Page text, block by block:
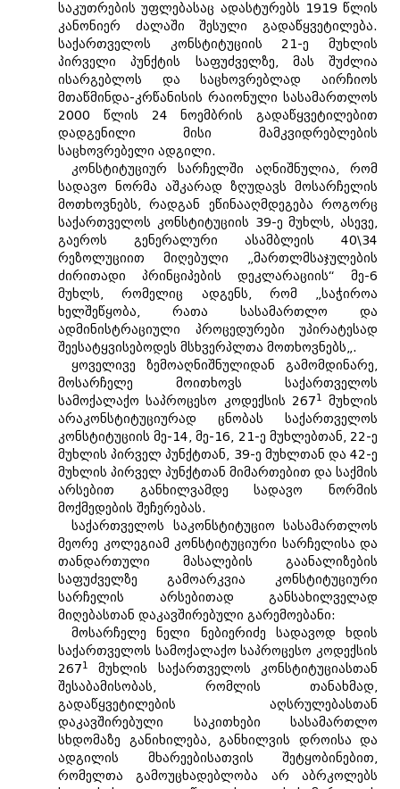
საკუთრების უფლებასაც ადასტურებს 1919 წლის
კანონიერ ძალაში შესული გადაწყვეტილება.
საქართველოს კონსტიტუციის 21-ე მუხლის
პირველი პუნქტის საფუძველზე, მას შუძლია
ისარგებლოს და საცხოვრებლად აირჩიოს
მთაწმინდა-კრწანისის რაიონული სასამართლოს
2000 წლის 24 ნოემბრის გადაწყვეტილებით
დადგენილი მისი მამკვიდრებლების
საცხოვრებელი ადგილი.
კონსტიტუციურ სარჩელში აღნიშნულია, რომ
სადავო ნორმა აშკარად ზღუდავს მოსარჩელის
მოთხოვნებს, რადგან ეწინააღმდეგება როგორც
საქართველოს კონსტიტუციის 39-ე მუხლს, ასევე,
გაეროს გენერალური ასამბლეის 40\34
რეზოლუციით მიღებული „მართლმსაჯულების
ძირითადი პრინციპების დეკლარაციის“ მე-6
მუხლს, რომელიც ადგენს, რომ „საჭიროა
ხელშეწყობა, რათა სასამართლო და
ადმინისტრაციული პროცედურები უპირატესად
შეესატყვისებოდეს მსხვერპლთა მოთხოვნებს„.
ყოველივე ზემოაღნიშნულიდან გამომდინარე,
მოსარჩელე მოითხოვს საქართველოს
სამოქალაქო საპროცესო კოდექსის 2671 მუხლის
არაკონსტიტუციურად ცნობას საქართველოს
კონსტიტუციის მე-14, მე-16, 21-ე მუხლებთან, 22-ე
მუხლის პირველ პუნქტთან, 39-ე მუხლთან და 42-ე
მუხლის პირველ პუნქტთან მიმართებით და საქმის
არსებით განხილვამდე სადავო ნორმის
მოქმედების შეჩერებას.
საქართველოს საკონსტიტუციო სასამართლოს
მეორე კოლეგიამ კონსტიტუციური სარჩელისა და
თანდართული მასალების გაანალიზების
საფუძველზე გამოარკვია კონსტიტუციური
სარჩელის არსებითად განსახილველად
მიღებასთან დაკავშირებული გარემოებანი:
მოსარჩელე ნელი ნებიერიძე სადავოდ ხდის
საქართველოს სამოქალაქო საპროცესო კოდექსის
2671
მუხლის საქართველოს კონსტიტუციასთან
შესაბამისობას, რომლის თანახმად,
გადაწყვეტილების აღსრულებასთან
დაკავშირებული საკითხები სასამართლო
სხდომაზე განიხილება, განხილვის დროისა და
ადგილის მხარეებისათვის შეტყობინებით,
რომელთა გამოუცხადებლობა არ აბრკოლებს